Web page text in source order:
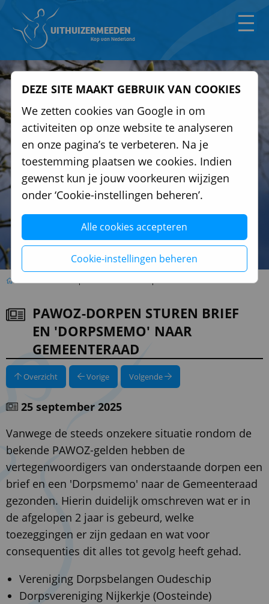
Kop van Nederland
UITHUIZERMEEDEN
PAWOZ-dorpen sturen brief en 'dorpsmemo' naar Gemeenteraad
PAWOZ-DORPEN STUREN BRIEF
EN 'DORPSMEMO' NAAR
GEMEENTERAAD
Overzicht Vorige Volgende
25 september 2025
Vanwege de steeds onzekere situatie rondom de
bekende PAWOZ-gelden hebben de
vertegenwoordigers van onderstaande dorpen een
brief en een 'Dorpsmemo' naar de Gemeenteraad
gezonden. Hierin duidelijk omschreven wat er in
de afgelopen 2 jaar is gebeurd, welke
toezeggingen er zijn gedaan en wat voor
consequenties dit alles tot gevolg heeft gehad.
Vereniging Dorpsbelangen Oudeschip
Dorpsvereniging Nijkerkje (Oosteinde)
DEZE SITE MAAKT GEBRUIK VAN COOKIES
We zetten cookies van Google in om
activiteiten op onze website te analyseren
en onze pagina’s te verbeteren. Na je
toestemming plaatsen we cookies. Indien
gewenst kun je jouw voorkeuren wijzigen
onder ‘Cookie-instellingen beheren’.
Alle cookies accepteren
Cookie-instellingen beheren